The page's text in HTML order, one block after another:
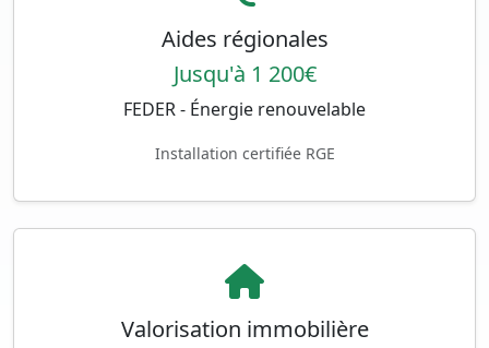
Aides régionales
Jusqu'à 1 200€
FEDER - Énergie renouvelable
Installation certifiée RGE
Valorisation immobilière